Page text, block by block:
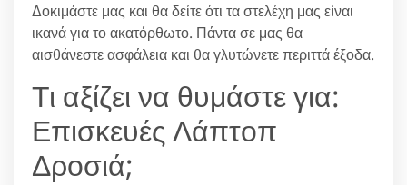
Δοκιμάστε μας και θα δείτε ότι τα στελέχη μας είναι
ικανά για το ακατόρθωτο. Πάντα σε μας θα
αισθάνεστε ασφάλεια και θα γλυτώνετε περιττά έξοδα.
Τι αξίζει να θυμάστε για:
Επισκευές Λάπτοπ
Δροσιά;